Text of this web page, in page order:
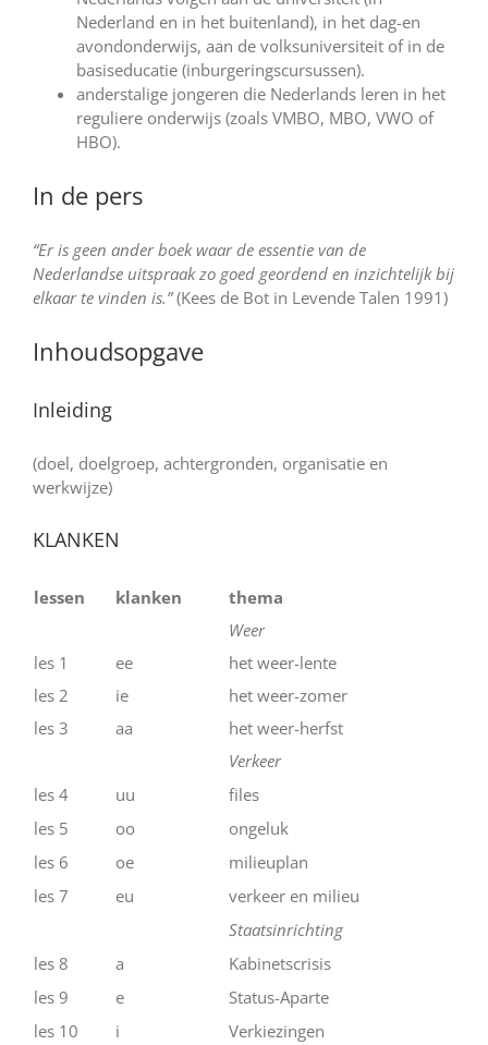
Nederland en in het buitenland), in het dag-en
avondonderwijs, aan de volksuniversiteit of in de
basiseducatie (inburgeringscursussen).
anderstalige jongeren die Nederlands leren in het
reguliere onderwijs (zoals VMBO, MBO, VWO of
HBO).
In de pers
“Er is geen ander boek waar de essentie van de
Nederlandse uitspraak zo goed geordend en inzichtelijk bij
elkaar te vinden is.”(Kees de Bot in Levende Talen 1991)
Inhoudsopgave
Inleiding
(doel, doelgroep, achtergronden, organisatie en
werkwijze)
KLANKEN
lessen klanken
thema
Weer
les 1
ee
het weer-lente
les 2
ie
het weer-zomer
les 3
aa
het weer-herfst
Verkeer
les 4
uu
files
les 5
oo
ongeluk
les 6
oe
milieuplan
les 7
eu
verkeer en milieu
Staatsinrichting
les 8
a
Kabinetscrisis
les 9
e
Status-Aparte
les 10
i Verkiezingen